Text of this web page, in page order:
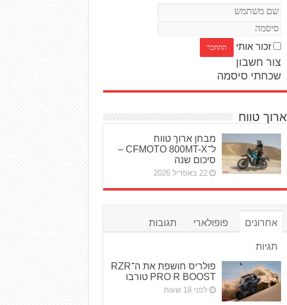
זכור אותי
צור חשבון
שכחתי סיסמה
ארוך טווח
מבחן ארוך טווח
ל־CFMOTO 800MT-X –
סיכום שנה
22 באפריל 2026
אחרונים פופולארי תגובות
תגיות
פולריס חושפת את ה־RZR
PRO R BOOST טורבו
לפני 18 שעות